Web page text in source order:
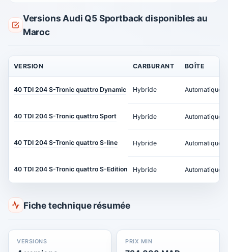
Versions Audi Q5 Sportback disponibles au
Maroc
VERSION CARBURANT BOÎTE
40 TDI 204 S-Tronic quattro Dynamic Hybride Automatique
40 TDI 204 S-Tronic quattro Sport Hybride Automatique
40 TDI 204 S-Tronic quattro S-line Hybride Automatique
40 TDI 204 S-Tronic quattro S-Edition Hybride Automatique
Fiche technique résumée
VERSIONS PRIX MIN